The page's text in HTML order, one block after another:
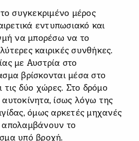
συγκεκριμένο μέρος
εντυπωσιακό και
να μπορέσω να το
καιρικές συνθήκες.
με Αυστρία στο
βρίσκονται μέσα στο
τις δύο χώρες. Στο δρόμο
ίσως λόγω της
όμως αρκετές μηχανές
το
υπό βροχή.